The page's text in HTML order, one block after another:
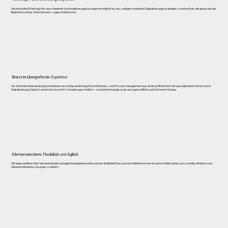
Unsere breite Erfahrung mit verschiedenen Automatisierungslösungen ermöglicht es uns, maßgeschneiderte Digitalisierungsstrategien zu entwickeln, die genau auf die
Bedürfnisse Ihres Unternehmens zugeschnitten sind.
Branchenübergreifende Expertise
Als Unternehmensberatung kombinieren wir umfassende Expertise in Business- und Prozessmanagement aus diversen Branchen mit spezialisiertem Know-how in
Digitalisierung. Dadurch unterstützen wir Ihr Vorhaben ganzheitlich – sowohl technologisch als auch geschäftlich auf höchstem Niveau.
Klientenorientierte Flexibilität und Agilität
Wir legen größten Wert auf eine flexible und agile Herangehensweise, bei der die Bedürfnisse unserer Klienten immer an erster Stelle stehen, um schnelle, effektive und
klientenorientierte Lösungen zu liefern.